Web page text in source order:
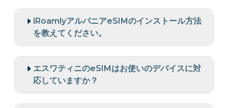
iRoamlyアルバニアeSIMのインストール方法
を教えてください。
エスワティニのeSIMはお使いのデバイスに対
応していますか？